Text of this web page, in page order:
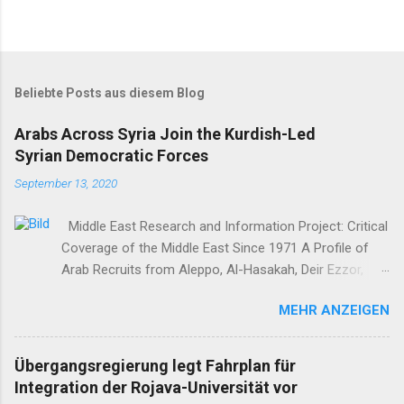
Beliebte Posts aus diesem Blog
Arabs Across Syria Join the Kurdish-Led
Syrian Democratic Forces
September 13, 2020
Middle East Research and Information Project: Critical
Coverage of the Middle East Since 1971 A Profile of
Arab Recruits from Aleppo, Al-Hasakah, Deir Ezzor,
Austin Holmes In: 295 (Summer 2020) I n 2012, as the
so-called Arab Spring protests in Damascus and
elsewhere in Syria descended into a brutal civil war,
President Bashar al-Asad withdrew his forces from
northern Syria to turn their guns on rebels in the south.
MEHR ANZEIGEN
Übergangsregierung legt Fahrplan für
Integration der Rojava-Universität vor